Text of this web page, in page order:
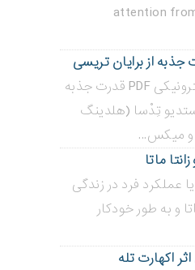
attention
کتاب صوتی و کتاب الکترونیکی PDF قدرت جذبه
استدیو تِدْسا (هلدینگ
میکس...
ماتا
عملکرد فرد در زندگی
و به طور خودکار
اکهارت تله